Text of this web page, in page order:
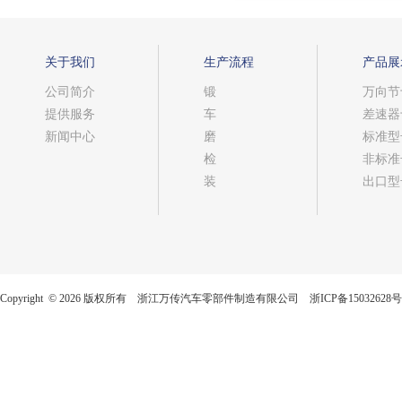
关于我们
公司简介
提供服务
新闻中心
生产流程
锻
车
磨
检
装
产品
万向
差速
标准
非标
出口
Copyright © 2026 版权所有 浙江万传汽车零部件制造有限公司 浙ICP备15032628